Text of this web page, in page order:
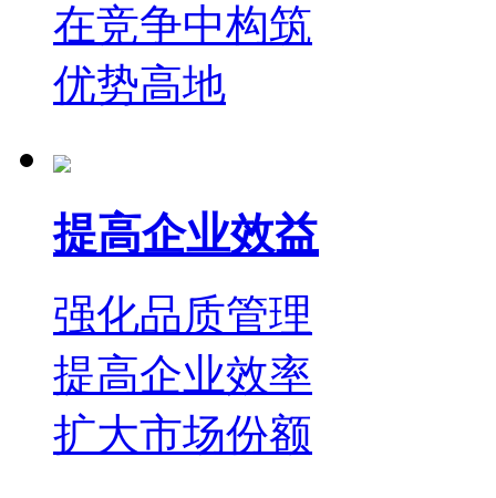
在竞争中构筑
优势高地
提高企业效益
强化品质管理
提高企业效率
扩大市场份额